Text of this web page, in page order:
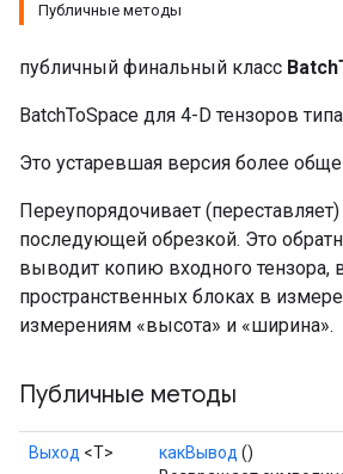
Публичные методы
публичный финальный класс
BatchToSpace для 4-D тензоров типа
Это устаревшая версия более
Переупорядочивает
последующей обрезкой. Это
выводит копию входного тензора,
пространственных блоках в
измерениям «высота» и «ширина».
Публичные методы
Выход <Т> какВывод ()